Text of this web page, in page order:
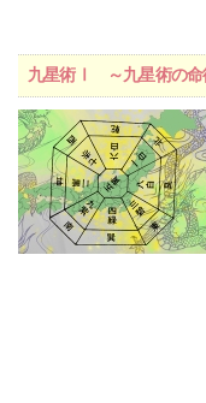
九星術Ⅰ ～九星術の命